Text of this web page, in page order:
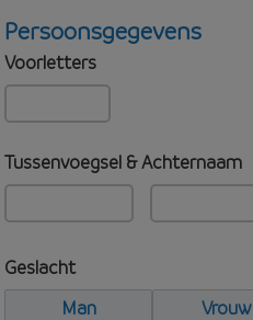
Persoonsgegevens
Voorletters
Tussenvoegsel & Achternaam
Geslacht
Man
Vrouw